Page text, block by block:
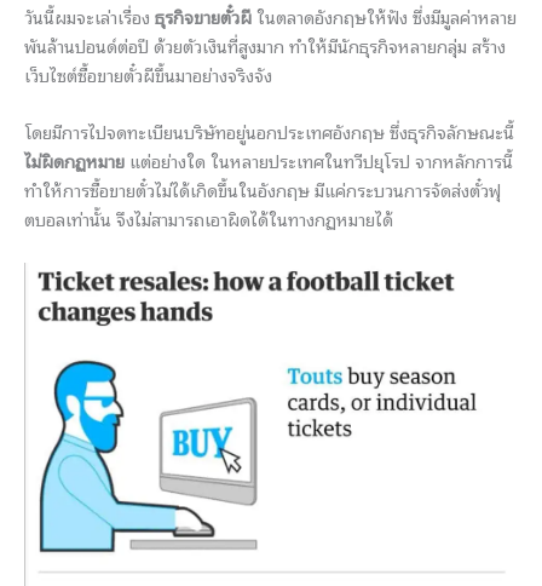
วันนี้ผมจะเล่าเรื่อง ธุรกิจขายตั๋วผีในตลาดอังกฤษให้ฟัง ซึ่งมีมูลค่าหลาย
พันล้านปอนด์ต่อปี ด้วยตัวเงินที่สูงมาก ทำให้มีนักธุรกิจหลายกลุ่ม สร้าง
เว็บไซต์ซื้อขายตั๋วผีขึ้นมาอย่างจริงจัง
โดยมีการไปจดทะเบียนบริษัทอยู่นอกประเทศอังกฤษ ซึ่งธุรกิจลักษณะนี้
ไม่ผิดกฏหมาย แต่อย่างใด ในหลายประเทศในทวีปยุโรป จากหลักการนี้
ทำให้การซื้อขายตั๋วไม่ได้เกิดขึ้นในอังกฤษ มีแค่กระบวนการจัดส่งตั๋วฟุ
ตบอลเท่านั้น จึงไม่สามารถเอาผิดได้ในทางกฏหมายได้